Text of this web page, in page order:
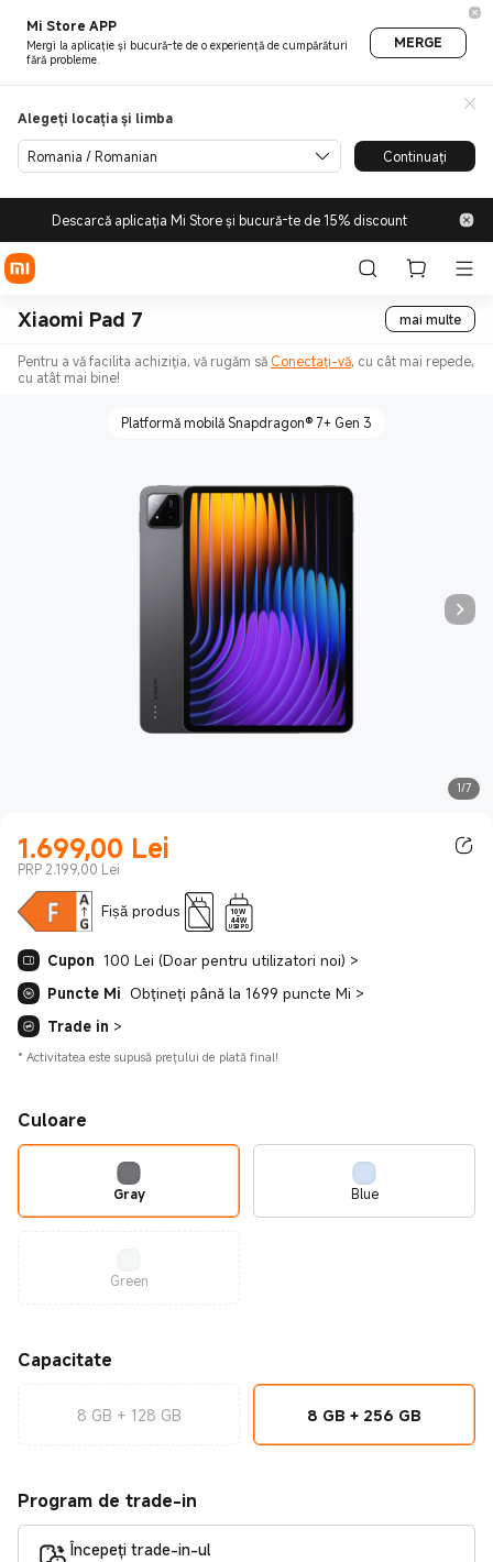
Mi Store APP
Mergi la aplicație și bucură-te de o experiență de cumpărături
fără probleme.
MERGE
Alegeți locația și limba
Romania / Romanian Continuați
Descarcă aplicația Mi Store și bucură-te de 15% discount
Xiaomi Pad 7 mai multe
Pentru a vă facilita achiziția, vă rugăm să Conectați-vă, cu cât mai repede,
cu atât mai bine!
1/7
Platformă mobilă Snapdragon® 7+ Gen 3
1.699,00 Lei
Current Price Lei1699.00
PRP 2.199,00 Lei
Fișă produs 10W
-
44W
USB PD
Cupon 100 Lei (Doar pentru utilizatori noi) >
Puncte Mi Obțineți până la 1699 puncte Mi >
Trade in >
* Activitatea este supusă prețului de plată final!
Culoare
Gray Blue
Green
Capacitate
8 GB + 128 GB 8 GB + 256 GB
Program de trade-in
Începeți trade-in-ul